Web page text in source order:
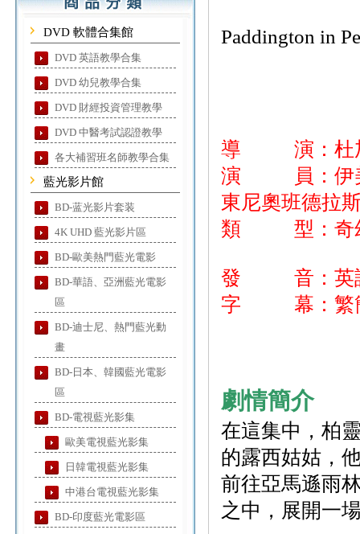
DVD 軟體合集館
DVD 英語教學合集
DVD 幼兒教學合集
DVD 財經投資管理教學
DVD 中醫考試認證教學
各大補習班名師教學合集
藍光影片館
BD-蓝光影片套装
4K UHD 藍光影片區
BD-歐美熱門藍光電影
BD-華語、亞洲藍光電影
區
BD-迪士尼、熱門藍光動
畫
BD-日本、韓國藍光電影
區
BD-電視藍光影集
歐美電視藍光影集
日韓電視藍光影集
中港台電視藍光影集
BD-印度藍光電影區
Paddington in
導 演：杜加
演 員：伊美
東尼奧班德拉
類 型：奇
發 音：英
字 幕：繁簡
劇情簡介
在這集中，柏
的露西姑姑，
前往亞馬遜雨
之中，展開一